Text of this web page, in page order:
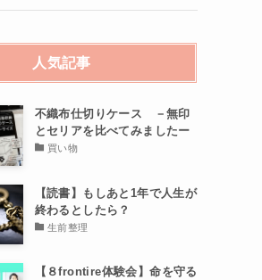
人気記事
不織布仕切りケース －無印
とセリアを比べてみましたー
買い物
【読書】もしあと1年で人生が
終わるとしたら？
生前整理
【８frontire体験会】命を守る